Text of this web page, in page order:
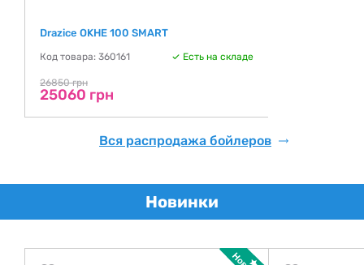
Drazice OKHE 100 SMART
Код товара: 360161 Есть на складе
26850 грн
25060 грн
Вся распродажа бойлеров
Новинки